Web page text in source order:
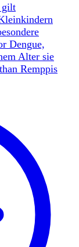
gilt
Dengue,
Alter sie
Remppis